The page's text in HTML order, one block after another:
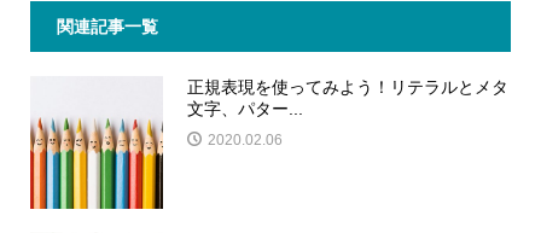
関連記事一覧
正規表現を使ってみよう！リテラルとメタ
文字、パター...
2020.02.06